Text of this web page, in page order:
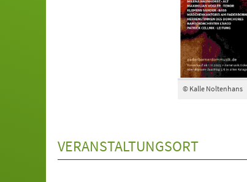
© Kalle Noltenhans
VERANSTALTUNGSORT